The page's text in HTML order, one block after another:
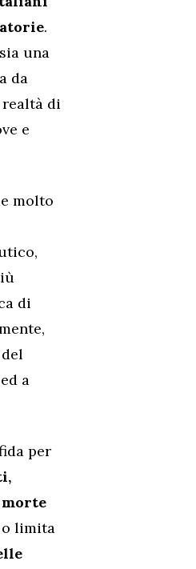
.
una
da
di
e
molto
di
a
per
morte
o limita